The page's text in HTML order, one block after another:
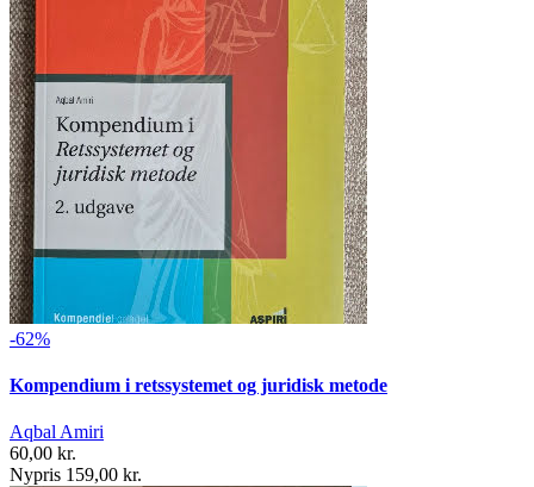
-62%
Kompendium i retssystemet og juridisk metode
Aqbal Amiri
60,00 kr.
Nypris 159,00 kr.